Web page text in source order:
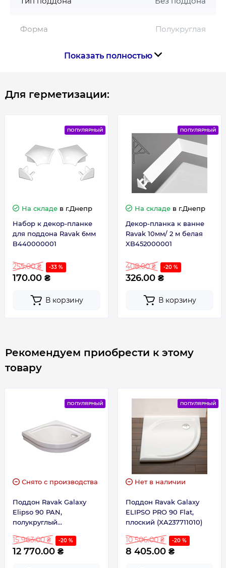
Форма Полукруглая
Цвет профиля
Высота, см
Длина, см
Ширина, см 90
Габариты 90x90
Показать полностью
Для герметизации:
ПОПУЛЯРНЫЙ
На складе в г.Днепр
Набор к декор-планке
для поддона Ravak 6мм
B440000001
255.00 ₴ -33 %
170.00 ₴
В корзину
ПОПУЛЯРНЫЙ
На складе в г.Днепр
Декор-планка к ванне
Ravak 10мм/ 2 м белая
XB452000001
408.00 ₴ -20 %
326.00 ₴
В корзину
Рекомендуем приобрести к этому
товару
ПОПУЛЯРНЫЙ
Снято с производства
Поддон Ravak Galaxy
Elipso 90 PAN,
полукруглый
15 963.00 ₴ -20 %
12 770.00 ₴
ПОПУЛЯРНЫЙ
Нет в наличии
Поддон Ravak Galaxy
ELIPSO PRO 90 Flat,
плоский (XA237711010)
10 506.00 ₴ -20 %
8 405.00 ₴